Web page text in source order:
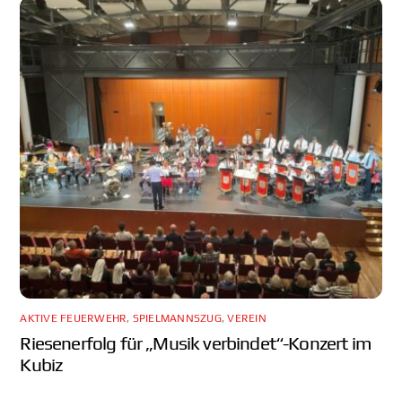
AKTIVE FEUERWEHR, SPIELMANNSZUG,VEREIN
Riesenerfolg für „Musik verbindet“-Konzert im
Kubiz